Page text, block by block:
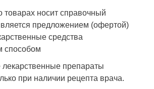
носит справочный
предложением (офертой)
средства
способом
препараты
при наличии рецепта врача.